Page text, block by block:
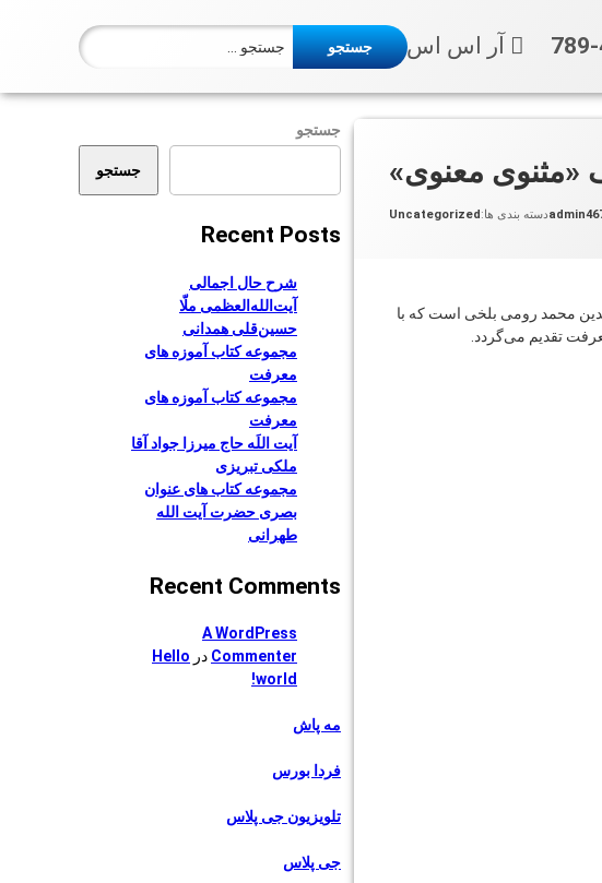
آر اس اس
جستجو برای:
«مثنوی معنوی»
دسته بندی ها:Uncategorized
محمد رومی بلخی است که با
تقدیم می‌گردد.
جستجو
جستجو
Recent Posts
شرح حال اجمالی
آیت‌الله‌العظمی ملّا
حسین‌قلی همدانی
مجموعه کتاب آموزه های
معرفت
مجموعه کتاب آموزه های
معرفت
آیت اللَه حاج میرزا جواد آقا
ملکی تبریزی
مجموعه کتاب های عنوان
بصری حضرت آیت الله
طهرانی
Recent Comments
A WordPress
Commenter در Hello
world!
مه پاش
فردا بورس
تلویزیون جی پلاس
جی پلاس